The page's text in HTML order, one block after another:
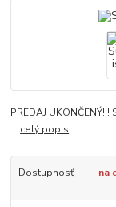
PREDAJ
celý popis
Dostupnosť na